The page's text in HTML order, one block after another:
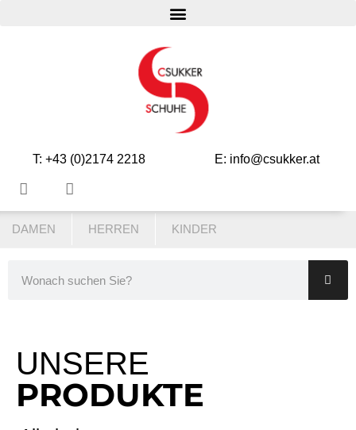
T: +43 (0)2174 2218 E: info@csukker.at
DAMEN HERREN KINDER
UNSERE
PRODUKTE